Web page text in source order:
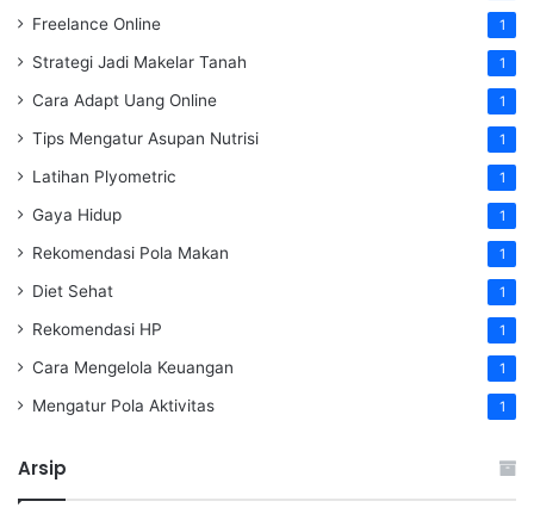
Freelance Online 1
Strategi Jadi Makelar Tanah 1
Cara Adapt Uang Online 1
Tips Mengatur Asupan Nutrisi 1
Latihan Plyometric 1
Gaya Hidup 1
Rekomendasi Pola Makan 1
Diet Sehat 1
Rekomendasi HP 1
Cara Mengelola Keuangan 1
Mengatur Pola Aktivitas 1
Arsip